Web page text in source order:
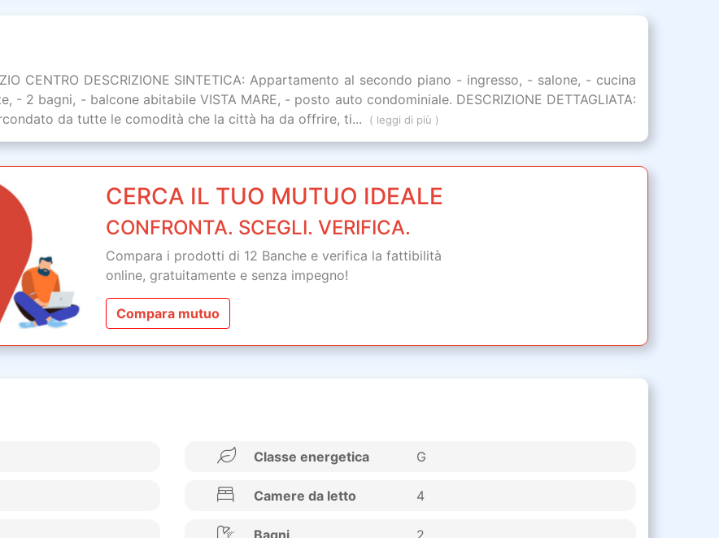
CENTRO DESCRIZIONE SINTETICA: Appartamento al secondo piano - ingresso, - salone, - cucina
2 bagni, - balcone abitabile VISTA MARE, - posto auto condominiale. DESCRIZIONE DETTAGLIATA:
da tutte le comodità che la città ha da offrire, ti...
( leggi di più )
CERCA IL TUO MUTUO IDEALE
CONFRONTA. SCEGLI. VERIFICA.
Compara i prodotti di 12 Banche e verifica la fattibilità
online, gratuitamentee senza impegno!
Compara mutuo
Classe energetica G
Camere da letto 4